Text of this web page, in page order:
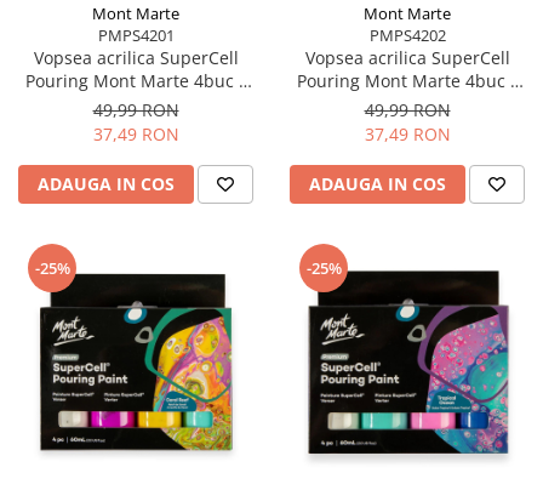
Mont Marte
PMPS4201
Vopsea acrilica SuperCell
Pouring Mont Marte 4buc x
60ml - Galaxy
49,99 RON
37,49 RON
ADAUGA IN COS
Mont Marte
PMPS4202
Vopsea acrilica SuperCell
Pouring Mont Marte 4buc x
60ml - Night Sky
49,99 RON
37,49 RON
ADAUGA IN COS
-25% -25%